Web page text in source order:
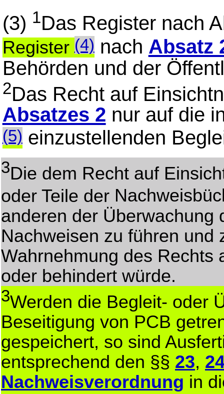
(3) 1Das Register nach
Register(4)nach Absatz
Behörden und der
2Das Recht auf
Absatzes 2 nur auf die
(5)einzustellenden
3Die dem Recht auf
oder Teile der
anderen der Überwachung
Nachweisen zu führen und
Wahrnehmung des Rechts
oder behindert würde.
3Werden die Begleit- oder
Beseitigung von PCB
gespeichert, so sind
entsprechend den §§ 23,
Nachweisverordnung in